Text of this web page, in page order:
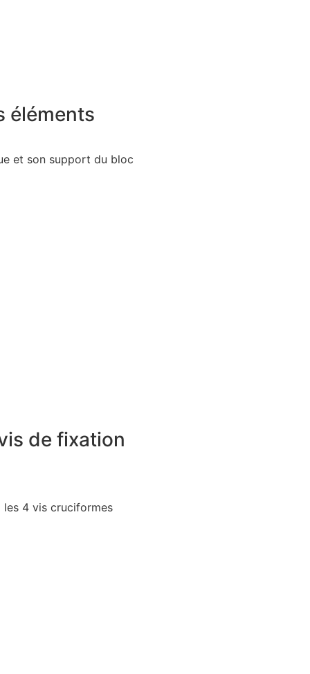
éléments
et son support du bloc
de fixation
4 vis cruciformes